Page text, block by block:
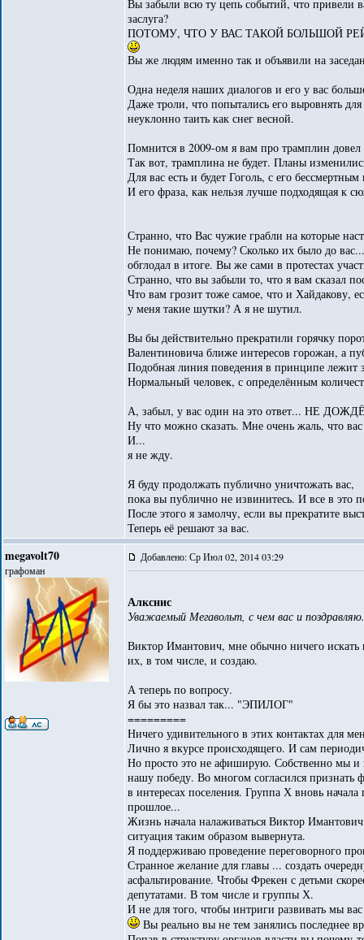
Вы забыли всю ту цепь событий, что привели
заслуга?
ПОТОМУ, ЧТО У ВАС ТАКОЙ БОЛЬШОЙ
Вы же людям именно так и объявили на
Одна неделя наших диалогов и его у вас
Даже троли, что попытались его выровнять
неуклонно таить как снег весной.
Помнится в 2009-ом я вам про трамплин
Так вот, трамплина не будет. Планы
Для вас есть и будет Гоголь, с его
И его фраза, как нельзя лучше подходящая к
Странно, что Вас чужие грабли на которые
Не понимаю, почему? Сколько их было до
обглодал в итоге. Вы же сами в протестах
Странно, что вы забыли то, что я вам сказал
Что вам грозит тоже самое, что и Хайдакову,
у меня такие шутки? А я не шутил.
Вы бы действительно прекратили горячку
Валентиновича ближе интересов горожан, а
Подобная линия поведения в принципе лежит
Нормальный человек, с определённым
А, забыл, у вас один на это ответ... НЕ
Ну что можно сказать. Мне очень жаль, что вас
И...
я не жду.
Я буду продолжать публично уничтожать вас,
пока вы публично не извинитесь. И все в это
После этого я замолчу, если вы прекратите
Теперь её решают за вас.
megavolt70
графоман
Добавлено: Ср Июл 02, 2014 03:29
Алкснис
Уважаемый Мегавольт, с чем вас и
Виктор Имантович, мне обычно ничего
их, в том числе, и создаю.
А теперь по вопросу.
Я бы это назвал так... "ЭПИЛОГ"
=========
Ничего удивительного в этих контактах для
Лично я вкурсе происходящего. И сам
Но просто это не афиширую. Собственно мы и
нашу победу. Во многом согласился признать
в интересах поселения. Группа Х вновь начала
прошлое...
Жизнь начала налаживаться Виктор
ситуация таким образом вывернута.
Я поддерживаю проведение переговорного
Странное желание для главы ... создать
асфальтирование. Чтобы Фрекен с детьми
депутатами. В том числе и группы Х.
И не для того, чтобы интриги развивать мы
Вы реально вы не тем занялись последнее